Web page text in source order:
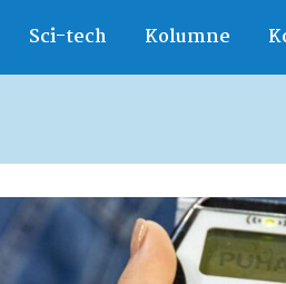
Sci-tech Kolumne